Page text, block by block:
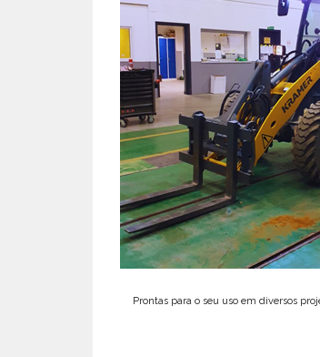
Prontas para o seu uso em diversos